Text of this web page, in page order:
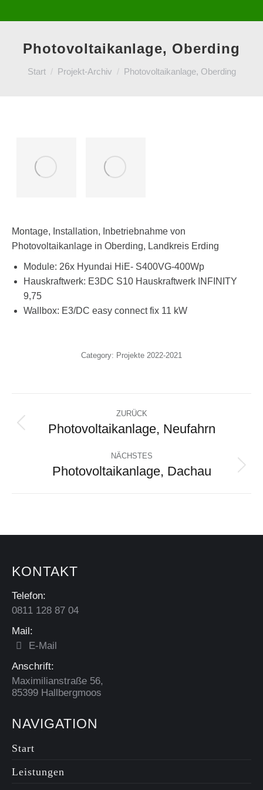
Photovoltaikanlage, Oberding
Sie befinden sich hier:
Start Projekt-Archiv Photovoltaikanlage, Oberding
Montage, Installation, Inbetriebnahme von
Photovoltaikanlage in Oberding, Landkreis Erding
Module: 26x Hyundai HiE- S400VG-400Wp
Hauskraftwerk: E3DC S10 Hauskraftwerk INFINITY
9,75
Wallbox: E3/DC easy connect fix 11 kW
Category: Projekte 2022-2021
Navigation
ZURÜCK
Vorheriges
Photovoltaikanlage, Neufahrn
NÄCHSTES
Nächstes
Photovoltaikanlage, Dachau
KONTAKT
Telefon:
0811 128 87 04
Mail:
E-Mail
Anschrift:
Maximilianstraße 56,
85399 Hallbergmoos
NAVIGATION
Start
Leistungen